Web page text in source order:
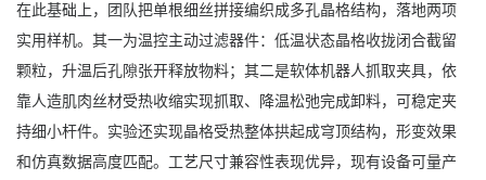
在此基础上，团队把单根细丝拼接编织成多孔晶格结构，落地两项
实用样机。其一为温控主动过滤器件：低温状态晶格收拢闭合截留
颗粒，升温后孔隙张开释放物料；其二是软体机器人抓取夹具，依
靠人造肌肉丝材受热收缩实现抓取、降温松弛完成卸料，可稳定夹
持细小杆件。实验还实现晶格受热整体拱起成穹顶结构，形变效果
和仿真数据高度匹配。工艺尺寸兼容性表现优异，现有设备可量产